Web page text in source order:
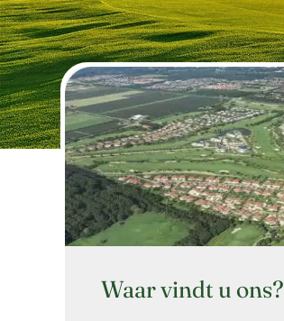
Waar vindt u ons?